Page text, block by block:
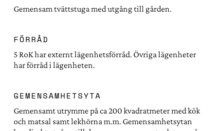
Gemensam tvättstuga med utgång till gården.
FÖRRÅD
5 RoK har externt lägenhetsförråd. Övriga lägenheter
har förråd i lägenheten.
GEMENSAMHETSYTA
Gemensamt utrymme på ca 200 kvadratmeter med kök
och matsal samt lekhörna m.m. Gemensamhetsytan